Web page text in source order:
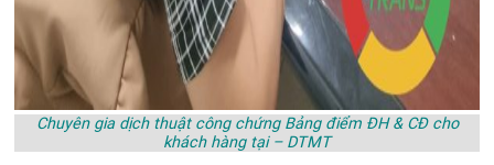
Chuyên gia dịch thuật công chứng Bảng điểm ĐH & CĐ cho
khách hàng tại – DTMT